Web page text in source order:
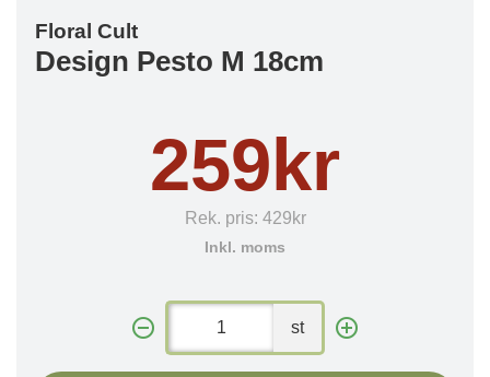
Floral Cult
Design Pesto M 18cm
259kr
Rek. pris: 429kr
Inkl. moms
st